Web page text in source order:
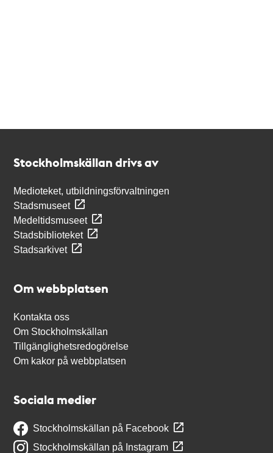
Stockholmskällan drivs av
Medioteket, utbildningsförvaltningen
Stadsmuseet
Medeltidsmuseet
Stadsbiblioteket
Stadsarkivet
Om webbplatsen
Kontakta oss
Om Stockholmskällan
Tillgänglighetsredogörelse
Om kakor på webbplatsen
Sociala medier
Stockholmskällan på Facebook
Stockholmskällan på Instagram